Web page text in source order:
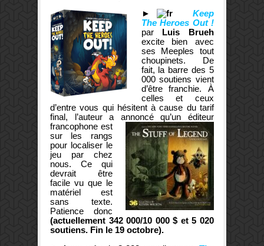
►
Keep
The Heroes Out !
par Luis Brueh
excite bien avec
ses Meeples tout
choupinets. De
fait, la barre des 5
000 soutiens vient
d’être franchie. À
celles et ceux
d’entre vous qui hésitent à cause du tarif
final, l’auteur a annoncé qu’un éditeur
francophone est
sur les rangs
pour localiser le
jeu par chez
nous. Ce qui
devrait être
facile vu que le
matériel est
sans texte.
Patience donc
(actuellement 342 000/10 000 $ et 5 020
soutiens. Fin le 19 octobre).